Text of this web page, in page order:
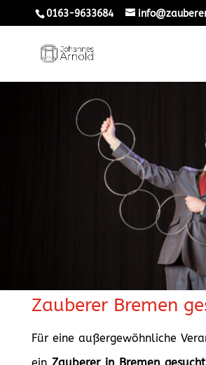
0163-9633684
Zauberer Bremen
Für eine außergewöhnliche
ein Zauberer in Bremen gesucht